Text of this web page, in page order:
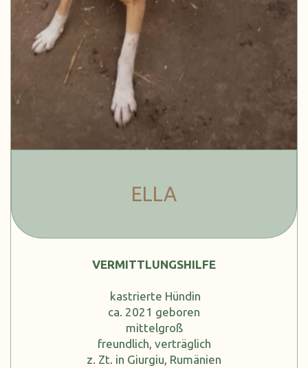
ELLA
VERMITTLUNGSHILFE
kastrierte Hündin
ca. 2021 geboren
mittelgroß
freundlich, verträglich
z. Zt. in Giurgiu, Rumänien